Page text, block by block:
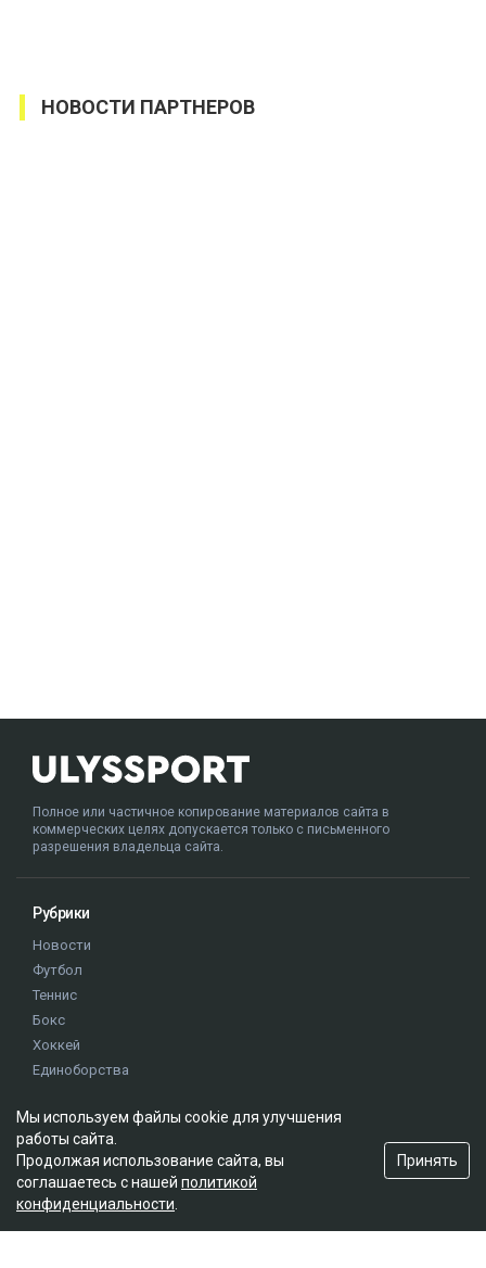
НОВОСТИ ПАРТНЕРОВ
Полное или частичное копирование материалов сайта в
коммерческих целях допускается только с письменного
разрешения владельца сайта.
Рубрики
Новости
Футбол
Теннис
Бокс
Хоккей
Единоборства
Олимпиада
Редакция
О проекте
Мы используем файлы cookie для улучшения
работы сайта.
Продолжая использование сайта, вы
соглашаетесь с нашей политикой
конфиденциальности
Принять